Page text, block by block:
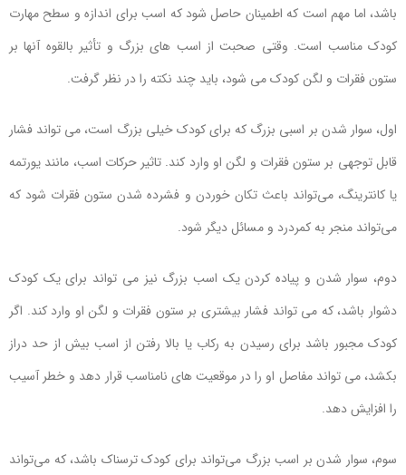
باشد، اما مهم است که اطمینان حاصل شود که اسب برای اندازه و سطح مهارت
کودک مناسب است. وقتی صحبت از اسب های بزرگ و تأثیر بالقوه آنها بر
ستون فقرات و لگن کودک می شود، باید چند نکته را در نظر گرفت.
اول، سوار شدن بر اسبی بزرگ که برای کودک خیلی بزرگ است، می تواند فشار
قابل توجهی بر ستون فقرات و لگن او وارد کند. تاثیر حرکات اسب، مانند یورتمه
یا کانترینگ، می‌تواند باعث تکان خوردن و فشرده شدن ستون فقرات شود که
می‌تواند منجر به کمردرد و مسائل دیگر شود.
دوم، سوار شدن و پیاده کردن یک اسب بزرگ نیز می تواند برای یک کودک
دشوار باشد، که می تواند فشار بیشتری بر ستون فقرات و لگن او وارد کند. اگر
کودک مجبور باشد برای رسیدن به رکاب یا بالا رفتن از اسب بیش از حد دراز
بکشد، می تواند مفاصل او را در موقعیت های نامناسب قرار دهد و خطر آسیب
را افزایش دهد.
سوم، سوار شدن بر اسب بزرگ می‌تواند برای کودک ترسناک باشد، که می‌تواند